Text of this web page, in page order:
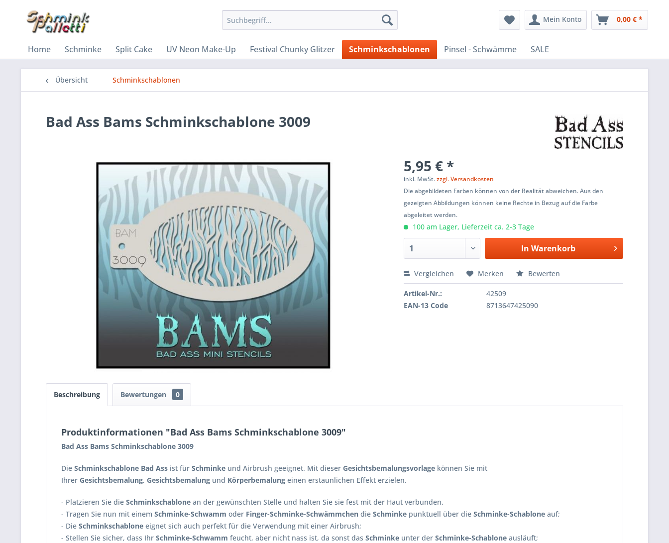
Mein Konto 0,00 € *
Home Schminke Split Cake UV Neon Make-Up Festival Chunky Glitzer Schminkschablonen Pinsel - Schwämme SALE
Übersicht Schminkschablonen
Bad Ass Bams Schminkschablone 3009
5,95 € *
inkl. MwSt.zzgl. Versandkosten
Die abgebildeten Farben können von der Realität abweichen. Aus den
gezeigten Abbildungen können keine Rechte in Bezug auf die Farbe
abgeleitet werden.
100 am Lager, Lieferzeit ca. 2-3 Tage
In Warenkorb
Vergleichen Merken Bewerten
Artikel-Nr.:
42509
EAN-13 Code
8713647425090
Beschreibung Bewertungen 0
Produktinformationen "Bad Ass Bams Schminkschablone 3009"
Bad Ass Bams Schminkschablone 3009
Die Schminkschablone Bad Ass ist für Schminke und Airbrush geeignet. Mit dieser Gesichtsbemalungsvorlage können Sie mit
Ihrer Gesichtsbemalung, Gesichtsbemalung und Körperbemalung einen erstaunlichen Effekt erzielen.
- Platzieren Sie die Schminkschablone an der gewünschten Stelle und halten Sie sie fest mit der Haut verbunden.
- Tragen Sie nun mit einem Schminke-Schwamm oder Finger-Schminke-Schwämmchen die Schminke punktuell über die Schminke-Schablone auf;
- Die Schminkschablone eignet sich auch perfekt für die Verwendung mit einer Airbrush;
- Stellen Sie sicher, dass Ihr Schminke-Schwamm feucht, aber nicht nass ist, da sonst das Schminke unter der Schminke-Schablone ausläuft;